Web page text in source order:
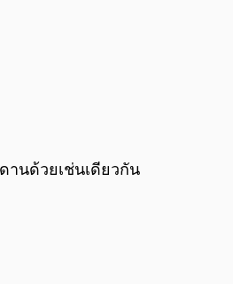
านด้วยเช่นเดียวกัน